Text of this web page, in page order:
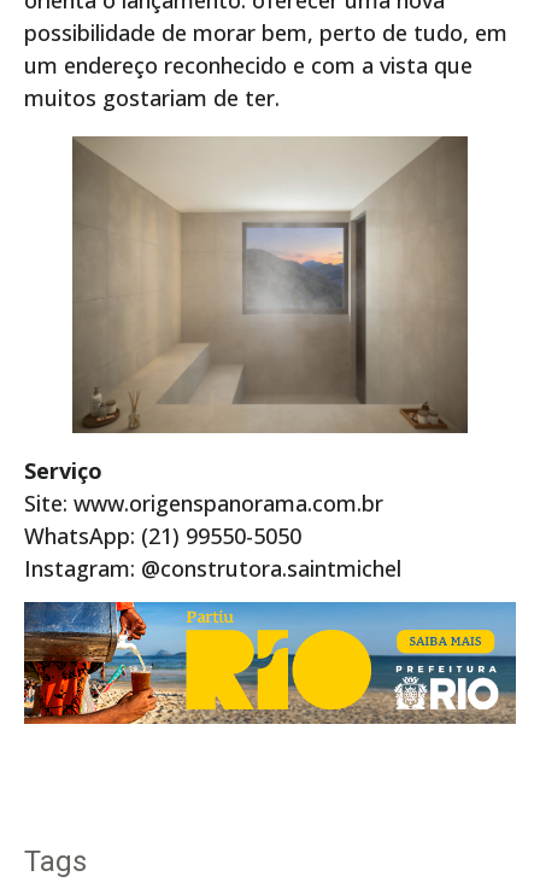
possibilidade de morar bem, perto de tudo, em
um endereço reconhecido e com a vista que
muitos gostariam de ter.
Serviço
Site: www.origenspanorama.com.br
WhatsApp: (21) 99550-5050
Instagram: @construtora.saintmichel
Tags